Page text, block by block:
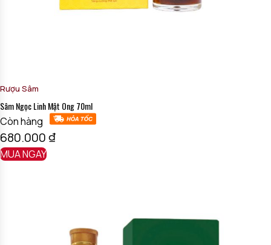
Rượu Sâm
Sâm Ngọc Linh Mật Ong 70ml
Còn hàng
680.000₫
MUA NGAY